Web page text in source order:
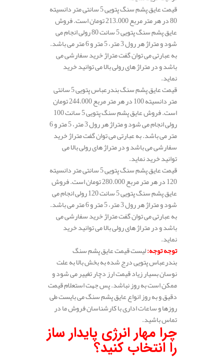
قیمت عایق پشم سنگ پتویی 5 سانتی متر دانسیته
80 در هر متر مربع 213.000 تومان است. فروش
عایق پشم سنگ پتویی 5 سانت 80 رولی انجام می
شود و متراژ هر رول 3 متر، 5 متر و 6 متر می باشد.
به عبارتی می توان گفت متراژ خرید سفارشی می
باشد و در متراژ های رولی بالا می توانید خرید
نماید.
قیمت عایق پشم سنگ بندرعباس پتویی 5 سانتی
متر دانسیته 100 در هر متر مربع 244.000 تومان
است. فروش عایق پشم سنگ پتویی 5 سانت 100
رولی انجام می شود و متراژ هر رول 3 متر، 5 متر و 6
متر می باشد. به عبارتی می توان گفت متراژ خرید
سفارشی می باشد و در متراژ های رولی بالا می
توانید خرید نماید.
قیمت عایق پشم سنگ پتویی 5 سانتی متر دانسیته
120 در هر متر مربع 280.000 تومان است. فروش
عایق پشم سنگ پتویی 5 سانت 120 رولی انجام می
شود و متراژ هر رول 3 متر، 5 متر و 6 متر می باشد.
به عبارتی می توان گفت متراژ خرید سفارشی می
باشد و در متراژ های رولی بالا می توانید خرید
نماید.
توجه توجه:لیست قیمت عایق پشم سنگ
بندرعباس پتویی درج شده به بخش بالا به علت
نوسان بسیار زیاد قیمت ارز دچار تغییر می شود و
ممکن است به روز نباشد. پس جهت استعلام قیمت
دقیق و به روز انواع عایق پشم سنگ می بایست طی
روزها و ساعات اداری با کارشناسان فروش ما در
تماس باشید.
چرا مهار انرژی پایدار ساز
را انتخاب کنید؟